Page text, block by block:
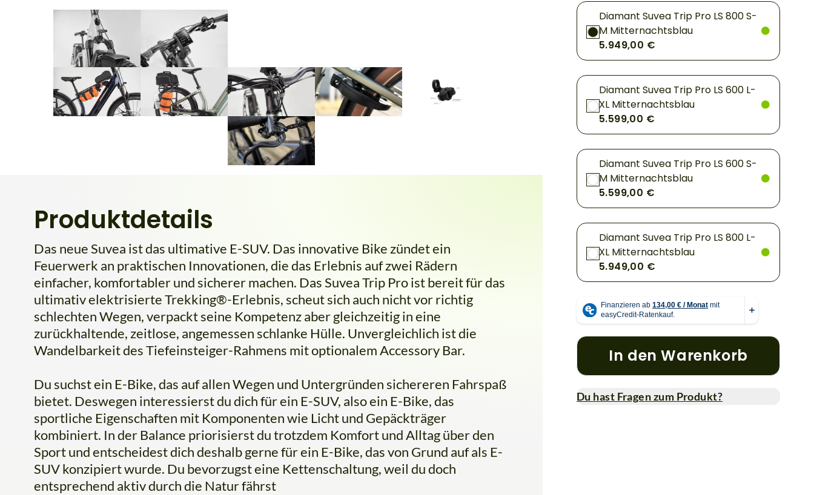
Produktdetails
Das neue Suvea ist das ultimative E-SUV. Das innovative Bike zündet ein
Feuerwerk an praktischen Innovationen, die das Erlebnis auf zwei Rädern
einfacher, komfortabler und sicherer machen. Das Suvea Trip Pro ist bereit für das
ultimativ elektrisierte Trekking®-Erlebnis, scheut sich auch nicht vor richtig
schlechten Wegen, verpackt seine Kompetenz aber gleichzeitig in eine
zurückhaltende, zeitlose, angemessen schlanke Hülle. Unvergleichlich ist die
Wandelbarkeit des Tiefeinsteiger-Rahmens mit optionalem Accessory Bar.
Du suchst ein E-Bike, das auf allen Wegen und Untergründen sichereren Fahrspaß
bietet. Deswegen interessierst du dich für ein E-SUV, also ein E-Bike, das
sportliche Eigenschaften mit Komponenten wie Licht und Gepäckträger
kombiniert. In der Balance priorisierst du trotzdem Komfort und Alltag über den
Sport und entscheidest dich deshalb gerne für ein E-Bike, das von Grund auf als E-
SUV konzipiert wurde. Du bevorzugst eine Kettenschaltung, weil du doch
entsprechend aktiv durch die Natur fährst
Diamant Suvea Trip Pro LS 800 S-
M Mitternachtsblau
5.949,00 €
Diamant Suvea Trip Pro LS 600 L-
XL Mitternachtsblau
5.599,00 €
Diamant Suvea Trip Pro LS 600 S-
M Mitternachtsblau
5.599,00 €
Diamant Suvea Trip Pro LS 800 L-
XL Mitternachtsblau
5.949,00 €
In den Warenkorb
Du hast Fragen zum Produkt?